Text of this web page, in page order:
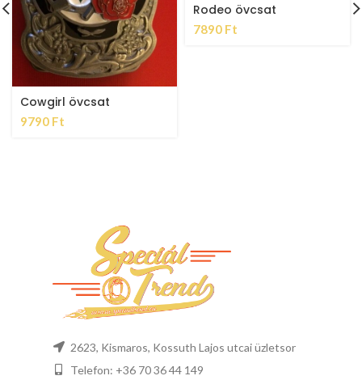
Cowgirl övcsat
9790 Ft
Rodeo övcsat
7890 Ft
2623, Kismaros, Kossuth Lajos utcai üzletsor
Telefon: +36 70 36 44 149